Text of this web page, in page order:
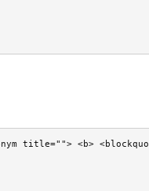
title=""> <b>